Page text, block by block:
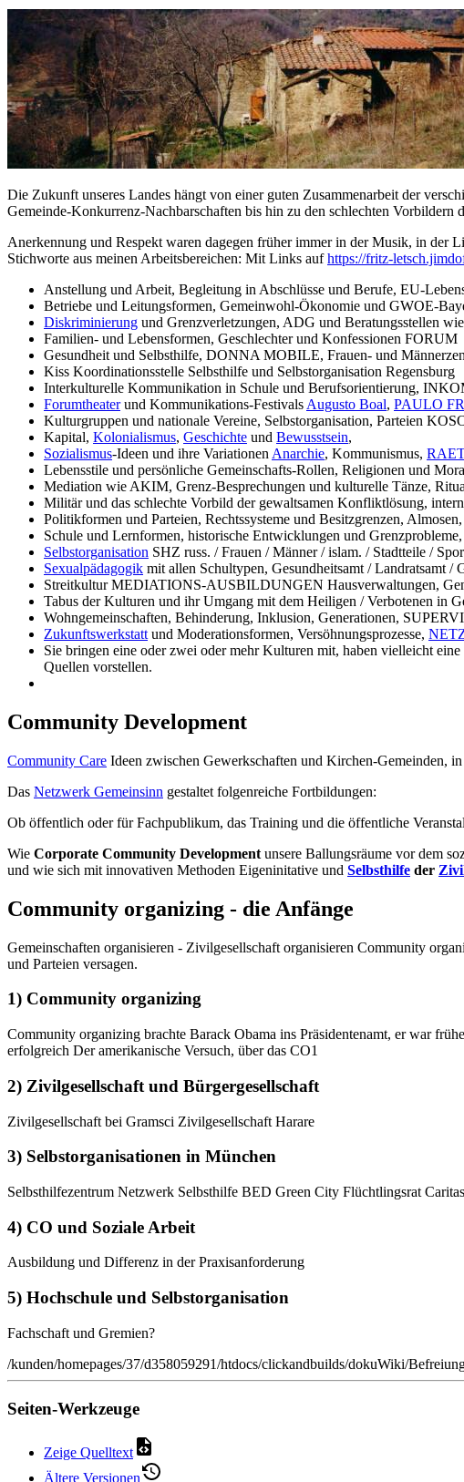
Die Zukunft unseres Landes hängt von einer guten Zusammenarbeit der
Gemeinde-Konkurrenz-Nachbarschaften bis hin zu den schlechten
Anerkennung und Respekt waren dagegen früher immer in der Musik, in der
Stichworte aus meinen Arbeitsbereichen: Mit Links aufhttps://fritz-
Anstellung und Arbeit, Begleitung in Abschlüsse und Berufe, EU-
Betriebe und Leitungsformen, Gemeinwohl-Ökonomie und GWOE-
Diskriminierung und Grenzverletzungen, ADG und Beratungsstellen
Familien- und Lebensformen, Geschlechter und Konfessionen FORUM
Gesundheit und Selbsthilfe, DONNA MOBILE, Frauen- und
Kiss Koordinationsstelle Selbsthilfe und Selbstorganisation Regensburg
Interkulturelle Kommunikation in Schule und Berufsorientierung,
Forumtheaterund Kommunikations-Festivals Augusto Boal, PAULO
Kulturgruppen und nationale Vereine, Selbstorganisation, Parteien
Kapital, Kolonialismus, Geschichte und Bewusstsein,
Sozialismus-Ideen und ihre Variationen Anarchie, Kommunismus,
Lebensstile und persönliche Gemeinschafts-Rollen, Religionen und
Mediation wie AKIM, Grenz-Besprechungen und kulturelle Tänze,
Militär und das schlechte Vorbild der gewaltsamen Konfliktlösung,
Politikformen und Parteien, Rechtssysteme und Besitzgrenzen,
Schule und Lernformen, historische Entwicklungen und
Selbstorganisation SHZ russ. / Frauen / Männer / islam. / Stadtteile /
Sexualpädagogik mit allen Schultypen, Gesundheitsamt / Landratsamt /
Streitkultur MEDIATIONS-AUSBILDUNGEN Hausverwaltungen,
Tabus der Kulturen und ihr Umgang mit dem Heiligen / Verbotenen in
Wohngemeinschaften, Behinderung, Inklusion, Generationen,
Zukunftswerkstatt und Moderationsformen, Versöhnungsprozesse,
Sie bringen eine oder zwei oder mehr Kulturen mit, haben vielleicht
Quellen vorstellen.
Community Development
Community Care Ideen zwischen Gewerkschaften und Kirchen-Gemeinden, in
Das Netzwerk Gemeinsinn gestaltet folgenreiche Fortbildungen:
Ob öffentlich oder für Fachpublikum, das Training und die öffentliche
Wie Corporate Community Development unsere Ballungsräume vor dem
und wie sich mit innovativen Methoden Eigeninitative und Selbsthilfe der
Community organizing - die Anfänge
Gemeinschaften organisieren - Zivilgesellschaft organisieren Community
und Parteien versagen.
1) Community organizing
Community organizing brachte Barack Obama ins Präsidentenamt, er war
erfolgreich Der amerikanische Versuch, über das CO1
2) Zivilgesellschaft und Bürgergesellschaft
Zivilgesellschaft bei Gramsci Zivilgesellschaft Harare
3) Selbstorganisationen in München
Selbsthilfezentrum Netzwerk Selbsthilfe BED Green City Flüchtlingsrat
4) CO und Soziale Arbeit
Ausbildung und Differenz in der Praxisanforderung
5) Hochschule und Selbstorganisation
Fachschaft und Gremien?
/kunden/homepages/37/d358059291/htdocs/clickandbuilds/dokuWiki/
Seiten-Werkzeuge
Zeige Quelltext
Ältere Versionen